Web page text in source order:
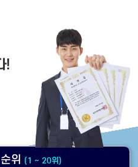
!
위 (1 ~ 20위)